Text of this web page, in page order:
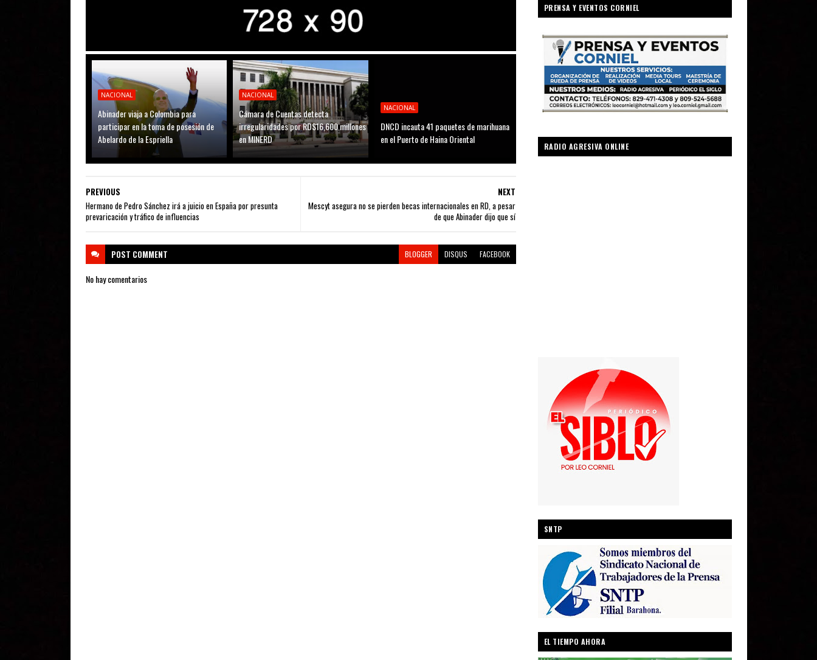
NACIONAL
Abinader viaja a Colombia para
participar en la toma de posesión de
Abelardo de la Espriella
NACIONAL
Cámara de Cuentas detecta
irregularidades por RD$16,600 millones
en MINERD
NACIONAL
DNCD incauta 41 paquetes de marihuana
en el Puerto de Haina Oriental
NEXT
Mescyt asegura no se pierden becas internacionales en RD, a pesar
de que Abinader dijo que sí
PREVIOUS
Hermano de Pedro Sánchez irá a juicio en España por presunta
prevaricación y tráfico de influencias
POST COMMENT BLOGGER DISQUS FACEBOOK
No hay comentarios
PRENSA Y EVENTOS CORNIEL
RADIO AGRESIVA ONLINE
SNTP
EL TIEMPO AHORA